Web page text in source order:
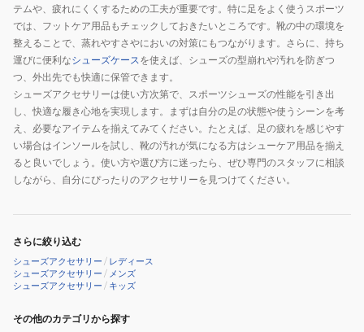
テムや、疲れにくくするための工夫が重要です。特に足をよく使うスポーツ
では、フットケア用品もチェックしておきたいところです。靴の中の環境を
整えることで、蒸れやすさやにおいの対策にもつながります。さらに、持ち
運びに便利なシューズケースを使えば、シューズの型崩れや汚れを防ぎつ
つ、外出先でも快適に保管できます。
シューズアクセサリーは使い方次第で、スポーツシューズの性能を引き出
し、快適な履き心地を実現します。まずは自分の足の状態や使うシーンを考
え、必要なアイテムを揃えてみてください。たとえば、足の疲れを感じやす
い場合はインソールを試し、靴の汚れが気になる方はシューケア用品を揃え
ると良いでしょう。使い方や選び方に迷ったら、ぜひ専門のスタッフに相談
しながら、自分にぴったりのアクセサリーを見つけてください。
さらに絞り込む
シューズアクセサリー / レディース
シューズアクセサリー / メンズ
シューズアクセサリー / キッズ
その他のカテゴリから探す